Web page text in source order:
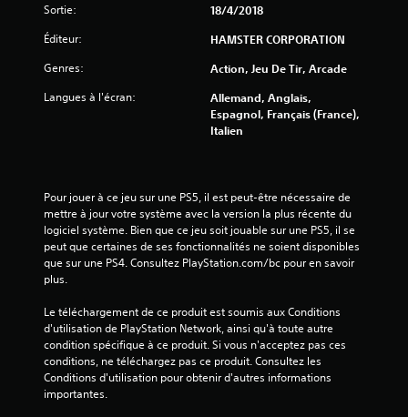
s
s
(
2
2
Sortie: 18/4/2018
Éditeur: HAMSTER CORPORATION
Genres: Action, Jeu De Tir, Arcade
Langues à l'écran:
Allemand, Anglais,
Espagnol, Français (France),
Italien
Pour jouer à ce jeu sur une PS5, il est peut-être nécessaire de
mettre à jour votre système avec la version la plus récente du
logiciel système. Bien que ce jeu soit jouable sur une PS5, il se
peut que certaines de ses fonctionnalités ne soient disponibles
que sur une PS4. Consultez PlayStation.com/bc pour en savoir
plus.
Le téléchargement de ce produit est soumis aux Conditions
d'utilisation de PlayStation Network, ainsi qu'à toute autre
condition spécifique à ce produit. Si vous n'acceptez pas ces
conditions, ne téléchargez pas ce produit. Consultez les
Conditions d'utilisation pour obtenir d'autres informations
importantes.